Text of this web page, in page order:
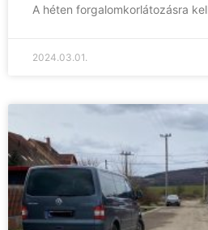
A héten forgalomkorlátozásra
2024.03.01.